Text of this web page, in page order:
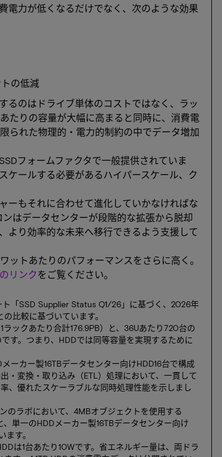
電力が低くなるだけでなく、次のような効果
の低減
るのはドライブ単体のコストではなく、ラッ
たりの容量が大幅に高まると同時に、消費電
られた物理的・電力的制約の中でデータ増加
フォームファクタで一般提供されていま
ケールする必要があるハイパースケール、ク
ーもそれに合わせて進化していかなければな
ンはデータセンターが段階的な拡張から脱却
より効率的な未来へ移行できるよう支援して
ットあたりのパフォーマンスをさらに高く。
リンクをご覧ください。
「SSD Supplier Status Q1/26」に基づく、2026年
比較に基づいています。
ックあたり合計176.9PB）と、36Uあたり720台の
す。つまり、HDDでは同等容量を実現するために
ーカー製16TBデータセンター向けHDD16台で構成
・変換・取り込み（ETL）処理において、一貫して
、優れたスケーラブルな同時処理性能を示しまし
のラボにおいて、4MBオブジェクトを使用する
単一のHDDメーカー製16TBデータセンター向け
す。
は1台あたり10Wです。省エネルギー量は、両ドラ